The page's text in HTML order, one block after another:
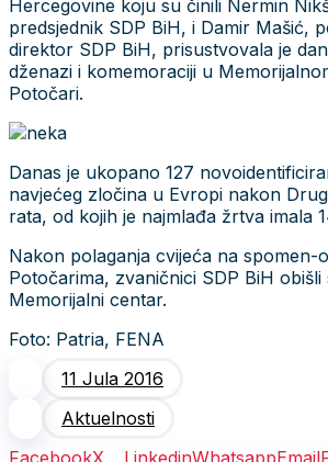
Hercegovine koju su činili Nermin
predsjednik SDP BiH, i Damir Mašić,
direktor SDP BiH, prisustvovala je
dženazi i komemoraciji u
Potočari.
Danas je ukopano 127
navjećeg zločina u Evropi nakon
rata, od kojih je najmlađa žrtva imala
Nakon polaganja cvijeća na spomen-
Potočarima, zvaničnici SDP BiH obišli
Memorijalni centar.
Foto: Patria, FENA
11 Jula 2016
Aktuelnosti
FacebookX LinkedinWhatsappEmail